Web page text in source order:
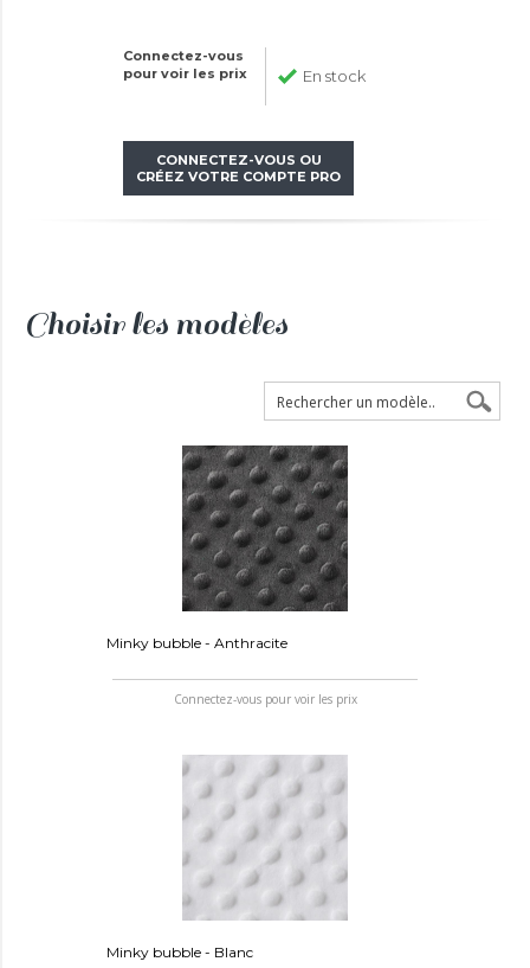
Connectez-vous
pour voir les prix
En stock
CONNECTEZ-VOUS OU
CRÉEZ VOTRE COMPTE PRO
Choisir les modèles
Minky bubble - Anthracite
Connectez-vous pour voir les prix
Minky bubble - Blanc